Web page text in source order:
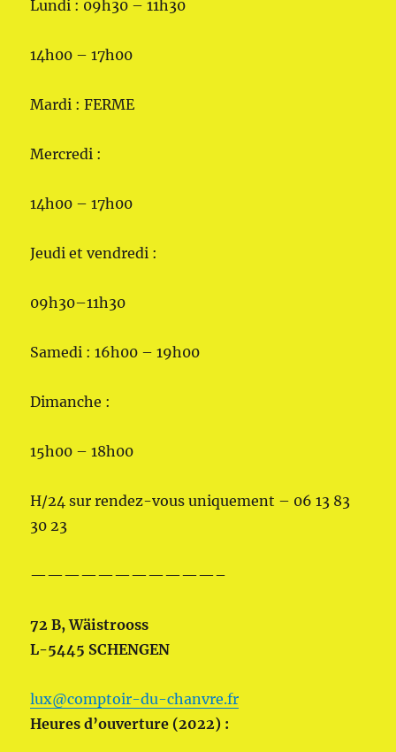
Lundi : 09h30 – 11h30
14h00 – 17h00
Mardi : FERME
Mercredi :
14h00 – 17h00
Jeudi et vendredi :
09h30–11h30
Samedi : 16h00 – 19h00
Dimanche :
15h00 – 18h00
H/24 sur rendez-vous uniquement – 06 13 83
30 23
———————————–
72 B, Wäistrooss
L-5445 SCHENGEN
lux@comptoir-du-chanvre.fr
Heures d’ouverture (2022) :